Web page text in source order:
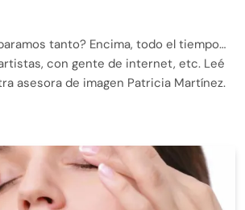
tanto? Encima, todo el tiempo…
con gente de internet, etc. Leé
asesora de imagen Patricia Martínez.